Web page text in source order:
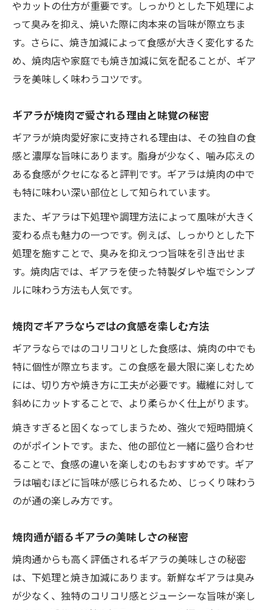
やカットの仕方が重要です。しっかりとした下処理によ
って臭みを抑え、焼いた際に肉本来の旨味が際立ちま
す。さらに、焼き加減によって食感が大きく変化するた
め、焼肉店や家庭でも焼き加減に気を配ることが、ギア
ラを美味しく味わうコツです。
ギアラが焼肉で愛される理由と味覚の秘密
ギアラが焼肉愛好家に支持される理由は、その独自の食
感と濃厚な旨味にあります。脂身が少なく、噛み応えの
ある食感がクセになると評判です。ギアラは焼肉の中で
も特に味わい深い部位として知られています。
また、ギアラは下処理や調理方法によって風味が大きく
変わる点も魅力の一つです。例えば、しっかりとした下
処理を施すことで、臭みを抑えつつ旨味を引き出せま
す。焼肉店では、ギアラを使った特製ダレや塩でシンプ
ルに味わう方法も人気です。
焼肉でギアラならではの食感を楽しむ方法
ギアラならではのコリコリとした食感は、焼肉の中でも
特に個性が際立ちます。この食感を最大限に楽しむため
には、切り方や焼き方に工夫が必要です。繊維に対して
斜めにカットすることで、より柔らかく仕上がります。
焼きすぎると固くなってしまうため、強火で短時間焼く
のがポイントです。また、他の部位と一緒に盛り合わせ
ることで、食感の違いを楽しむのもおすすめです。ギア
ラは噛むほどに旨味が感じられるため、じっくり味わう
のが通の楽しみ方です。
焼肉通が語るギアラの美味しさの秘密
焼肉通からも高く評価されるギアラの美味しさの秘密
は、下処理と焼き加減にあります。新鮮なギアラは臭み
が少なく、独特のコリコリ感とジューシーな旨味が楽し